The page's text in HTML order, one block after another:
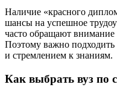
Наличие «красного
шансы на успешное
часто обращают внимание
Поэтому важно подходить
и стремлением к знаниям.
Как выбрать вуз по